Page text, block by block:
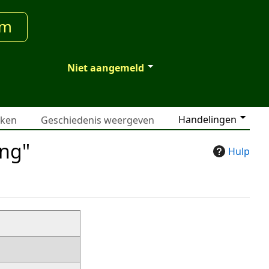
Niet aangemeld
Handelingen
Geschiedenis weergeven
Hulp